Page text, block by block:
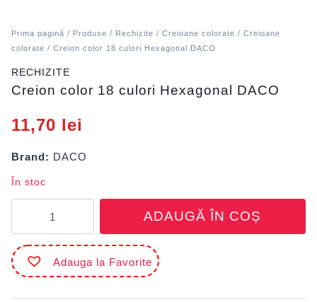
Prima pagină / Produse / Rechizite / Creioane colorate / Creioane
colorate / Creion color 18 culori Hexagonal DACO
RECHIZITE
Creion color 18 culori Hexagonal DACO
11,70 lei
Brand: DACO
În stoc
color
18
culori
Hexagonal
ADAUGĂ ÎN COȘ
Adauga la Favorite